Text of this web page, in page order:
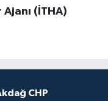
(İTHA)
CHP